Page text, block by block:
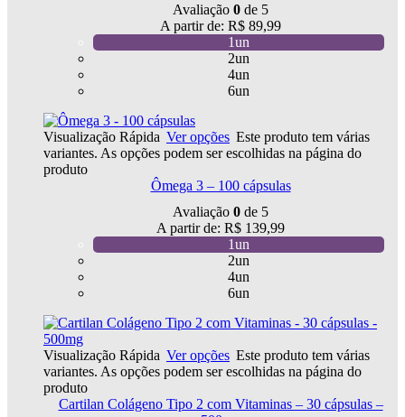
Avaliação 0 de 5
A partir de: R$ 89,99
1un
2un
4un
6un
Visualização Rápida Ver opções Este produto tem várias
variantes. As opções podem ser escolhidas na página do
produto
Ômega 3 – 100 cápsulas
Avaliação 0 de 5
A partir de: R$ 139,99
1un
2un
4un
6un
Visualização Rápida Ver opções Este produto tem várias
variantes. As opções podem ser escolhidas na página do
produto
Cartilan Colágeno Tipo 2 com Vitaminas – 30 cápsulas –